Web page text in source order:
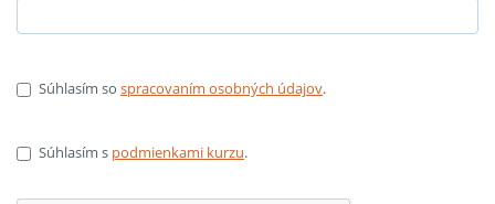
Súhlasím so spracovaním osobných údajov.
Súhlasím s podmienkami kurzu.